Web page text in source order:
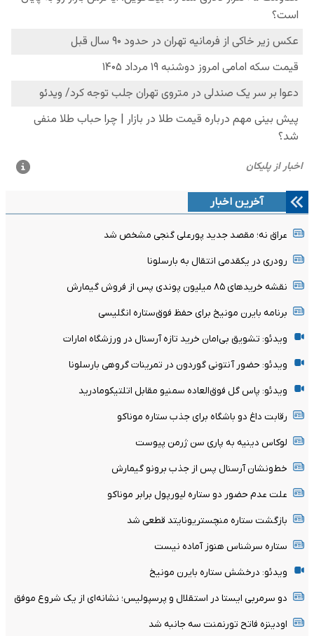
آخرین اخبار
عراق نه؛ مقصد جدید پورعلی گنجی مشخص شد
رودری در یکقدمی انتقال به بارسلونا
نقشه خریدهای ۸۵ میلیون پوندی پس از فروش گیمارش
برنامه بایرن مونیخ برای حفظ فوق‌ستاره انگلیسی
ویدئو: تشویق بی‌امان خرید تازه آرسنال در ورزشگاه امارات
ویدئو: حضور آنتونی گوردون در تمرینات گروهی بارسلونا
ویدئو: پاس گل فوق‌العاده سمنیو مقابل اتلتیکومادرید
رقابت داغ دو باشگاه برای جذب ستاره موناکو
لوکاس دینیه به پاری سن ژرمن پیوست
خط‌ونشان آرسنال پس از جذب برونو گیمارش
علت عدم حضور دو ستاره لیورپول برابر موناکو
بازگشت ستاره منچستریونایتد قطعی شد
ستاره سرشناس هنوز آماده نیست
ویدئو: درخشش ستاره بایرن مونیخ
دو سرمربی ایستا در استقلال و پرسپولیس؛ نشانه‌ای از یک شروع موفق
اودینزه فاتح تورنمنت سه جانبه شد